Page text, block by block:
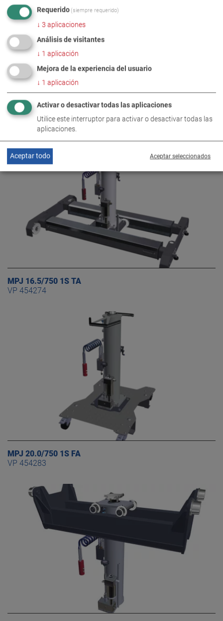
MPJ 16.5/750 1S HM
VP 454275
MPJ 16.5/750 1S TA
VP 454274
MPJ 20.0/750 1S FA
VP 454283
Requerido (siempre requerido)
↓ 3 aplicaciones
Análisis de visitantes
↓ 1 aplicación
Mejora de la experiencia del usuario
↓ 1 aplicación
Activar o desactivar todas las aplicaciones
Utilice este interruptor para activar o desactivar todas las
aplicaciones.
Aceptar seleccionados
Aceptar todo